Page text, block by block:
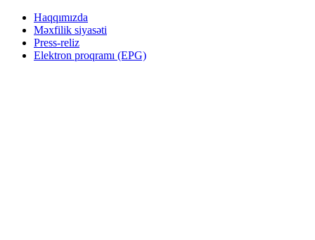
Haqqımızda
Məxfilik siyasəti
Press-reliz
Elektron proqramı (EPG)